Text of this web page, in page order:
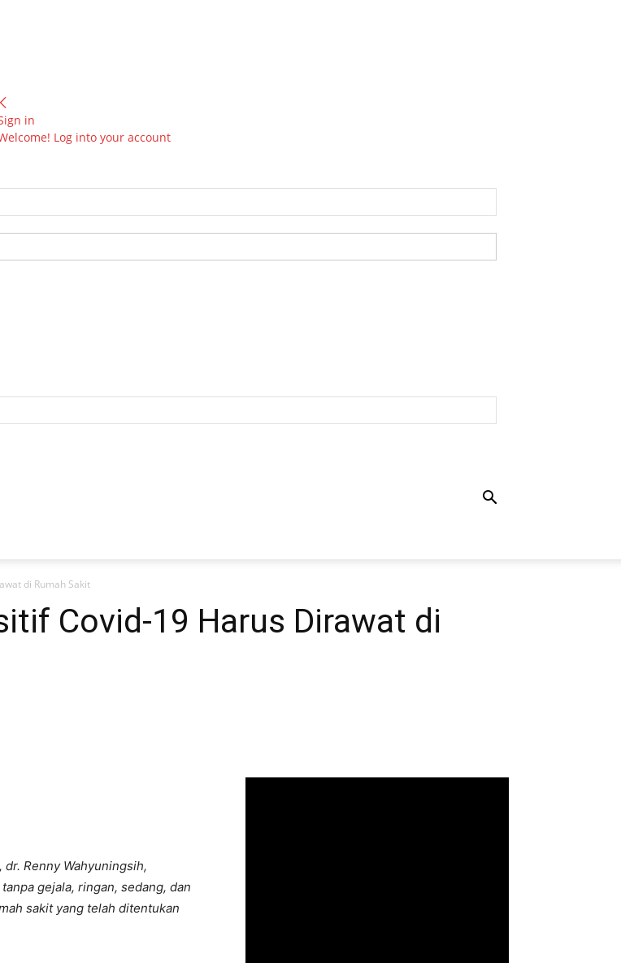
in
Log into your account
di Rumah Sakit
Covid-19 Harus Dirawat di
dr. Renny Wahyuningsih,
gejala, ringan, sedang, dan
sakit yang telah ditentukan